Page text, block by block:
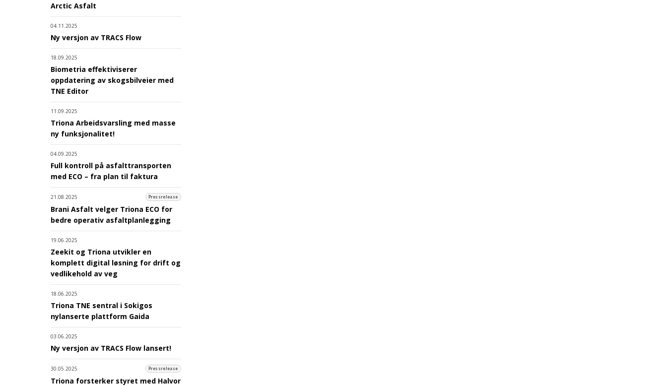
Arctic Asfalt
04.11.2025
Ny versjon av TRACS Flow
18.09.2025
Biometria effektiviserer
oppdatering av skogsbilveier med
TNE Editor
11.09.2025
Triona Arbeidsvarsling med masse
ny funksjonalitet!
04.09.2025
Full kontroll på asfalttransporten
med ECO – fra plan til faktura
21.08.2025 Pressrelease
Brani Asfalt velger Triona ECO for
bedre operativ asfaltplanlegging
19.06.2025
Zeekit og Triona utvikler en
komplett digital løsning for drift og
vedlikehold av veg
18.06.2025
Triona TNE sentral i Sokigos
nylanserte plattform Gaida
03.06.2025
Ny versjon av TRACS Flow lansert!
30.05.2025 Pressrelease
Triona forsterker styret med Halvor